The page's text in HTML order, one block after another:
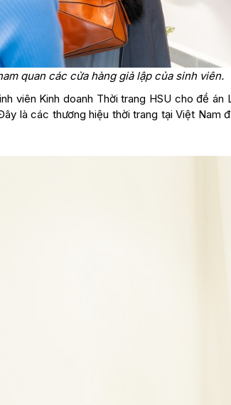
quan các cửa hàng giả lập của sinh viên.
viên Kinh doanh Thời trang HSU cho đề án
là các thương hiệu thời trang tại Việt Nam